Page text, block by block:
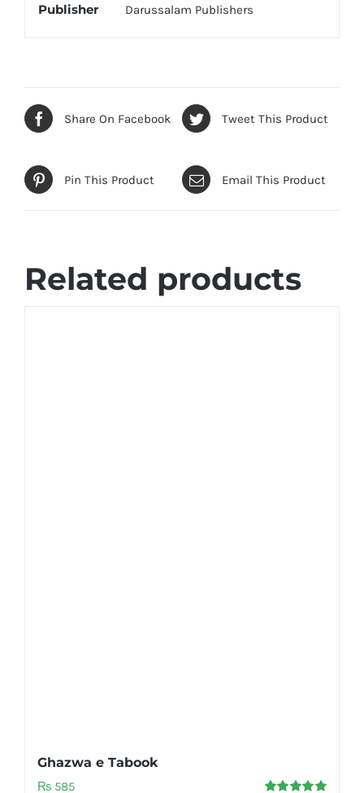
Publisher Darussalam Publishers
Share On Facebook Tweet This Product
Pin This Product Email This Product
Related products
Ghazwa e Tabook
₨ 585